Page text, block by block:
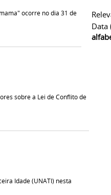
Data
ocorre no dia 31 de
sobre a Lei de Conflito de
Idade (UNATI) nesta